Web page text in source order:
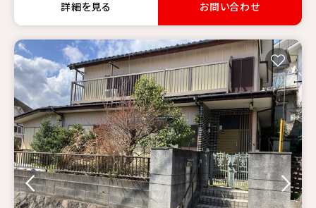
詳細を見る お問い合わせ